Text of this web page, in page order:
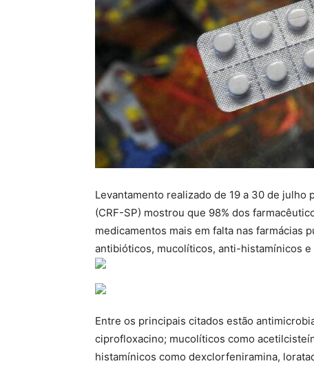
Levantamento realizado de 19 a 30 de julho
(CRF-SP) mostrou que 98% dos
medicamentos mais em falta nas farmácias
antibióticos, mucolíticos, anti-histamínicos e
Entre os principais citados estão
ciprofloxacino; mucolíticos como
histamínicos como dexclorfeniramina,